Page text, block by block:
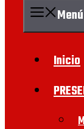
Menú
Inicio